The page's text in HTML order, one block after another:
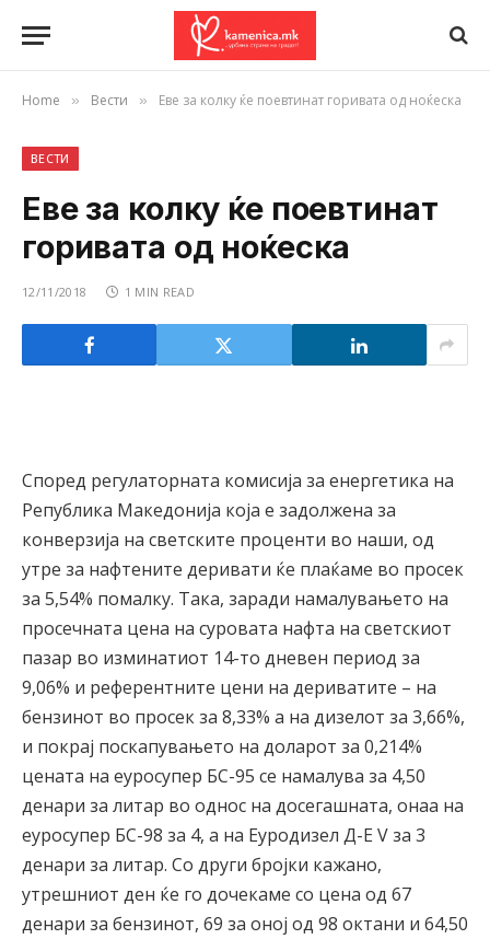
Home » Вести » Еве за колку ќе поевтинат горивата од ноќеска
ВЕСТИ
Еве за колку ќе поевтинат
горивата од ноќеска
12/11/2018 1 MIN READ
Според регулаторната комисија за енергетика на
Република Македонија која е задолжена за
конверзија на светските проценти во наши, од
утре за нафтените деривати ќе плаќаме во просек
за 5,54% помалку. Така, заради намалувањето на
просечната цена на суровата нафта на светскиот
пазар во изминатиот 14-то дневен период за
9,06% и референтните цени на дериватите – на
бензинот во просек за 8,33% а на дизелот за 3,66%,
и покрај поскапувањето на доларот за 0,214%
цената на еуросупер БС-95 се намалува за 4,50
денари за литар во однос на досегашната, онаа на
еуросупер БС-98 за 4, а на Еуродизел Д-Е V за 3
денари за литар. Со други бројки кажано,
утрешниот ден ќе го дочекаме со цена од 67
денари за бензинот, 69 за оној од 98 октани и 64,50